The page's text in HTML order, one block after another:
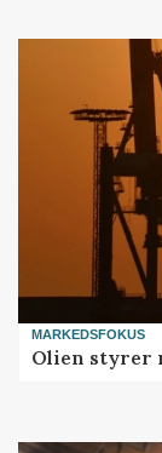
MARKEDSFOKUS
Olien styrer